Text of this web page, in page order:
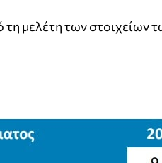
μελέτη των στοιχείων